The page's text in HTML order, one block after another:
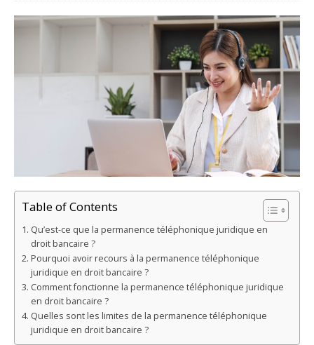
Table of Contents
Qu’est-ce que la permanence téléphonique juridique en
droit bancaire ?
Pourquoi avoir recours à la permanence téléphonique
juridique en droit bancaire ?
Comment fonctionne la permanence téléphonique juridique
en droit bancaire ?
Quelles sont les limites de la permanence téléphonique
juridique en droit bancaire ?